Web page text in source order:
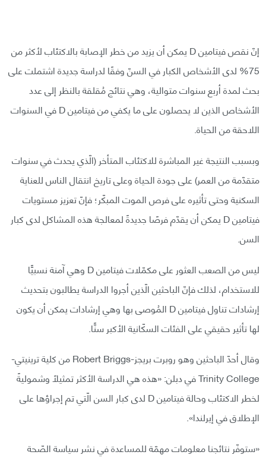
إنّ نقص فيتامين D يمكن أن يزيد من خطر الإصابة بالاكتئاب لأكثر من
75% لدى الأشخاص الكبار في السنّ وفقًا لدراسة جديدة اشتملت على
بحث لمدة أربع سنوات متوالية، وهي نتائج مُقلقة بالنظر إلى عدد
الأشخاص الذين لا يحصلون على ما يكفي من فيتامين D في السنوات
اللاحقة من الحياة.
وبسبب النتيجة غير المباشرة للاكتئاب المتأخر (الّذي يحدث في سنوات
متقدّمة من العمر) على جودة الحياة وعلى تاريخ انتقال الناس للعناية
السكنية وحتى تأثيره على فرص الموت المبكّر؛ فإنّ تعزيز مستويات
فيتامين D يمكن أن يقدّم فرصًا جديدةً لمعالجة هذه المشاكل لدى كبار
السن.
ليس من الصعب العثور على مكمّلات فيتامين D وهي آمنة نسبيًّا
للاستخدام، لذلك فإنّ الباحثين الّذين أجروا الدراسة يطالبون بتحديث
إرشادات تناول فيتامين D المُوصى بها وهي إرشادات يمكن أن يكون
لها تأثير حقيقي على الفئات السكّانية الأكبر سنًّا.
وقال أحدّ الباحثين وهو روبرت بريجز-Robert Briggs من كلية ترينيتي-
Trinity College في دبلن: «هذه هي الدراسة الأكثر تمثيلًا وشموليةً
لخطر الاكتئاب وحالة فيتامين D لدى كبار السن الّتي تم إجراؤها على
الإطلاق في إيرلندا».
«ستوفّر نتائجنا معلومات مهمّة للمساعدة في نشر سياسة الصّحة